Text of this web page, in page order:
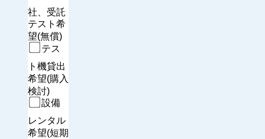
社、受託
テスト希
望(無償)
テス
ト機貸出
希望(購入
検討)
設備
レンタル
希望(短期